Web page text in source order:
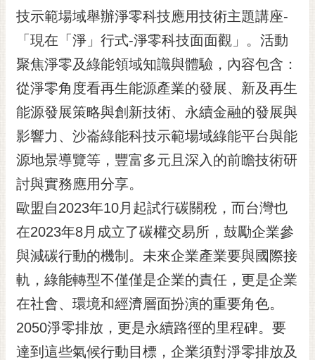
市政資訊
市民互動
黃
偉
哲
光
花
桐
花
祭
網
站
導
技示範場域舉辦淨零科技應用技術主題講座-
「現在「淨」行式-淨零科技面面觀」。活動
聚焦淨零及綠能領域知識與體驗，內容包含：
從淨零角度看再生能源產業的發展、新及再生
能源發展策略與創新技術、永續金融的發展與
影響力、沙崙綠能科技示範場域綠能平台與能
源地景導覽等，豐富多元且深入的前瞻技術研
討與實務應用分享。
歐盟自2023年10月起試行碳關稅，而台灣也
在2023年8月成立了碳權交易所，鼓勵企業參
與減碳行動的機制。未來企業產業要與國際接
軌，綠能轉型不僅僅是企業的責任，更是企業
在社會、環境和經濟層面扮演的重要角色。
2050淨零排放，更是永續路徑的里程碑。要
達到這些氣候行動目標，企業須對淨零排放及